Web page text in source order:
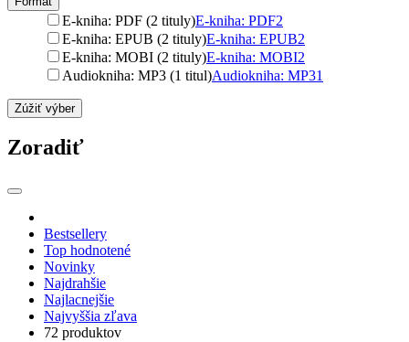
E-kniha: PDF (2 tituly)E-kniha: PDF2
E-kniha: EPUB (2 tituly)E-kniha: EPUB2
E-kniha: MOBI (2 tituly)E-kniha: MOBI2
Audiokniha: MP3 (1 titul)Audiokniha: MP31
Zúžiť výber
Zoradiť
Bestsellery
Top hodnotené
Novinky
Najdrahšie
Najlacnejšie
Najvyššia zľava
72 produktov